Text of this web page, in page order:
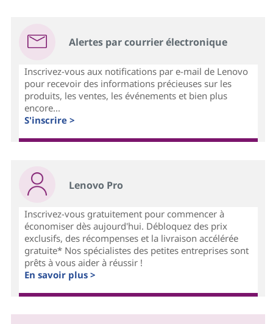
Alertes par courrier électronique
Inscrivez-vous aux notifications par e-mail de Lenovo
pour recevoir des informations précieuses sur les
produits, les ventes, les événements et bien plus
encore...
S'inscrire >
Lenovo Pro
Inscrivez-vous gratuitement pour commencer à
économiser dès aujourd'hui. Débloquez des prix
exclusifs, des récompenses et la livraison accélérée
gratuite* Nos spécialistes des petites entreprises sont
prêts à vous aider à réussir !
En savoir plus >